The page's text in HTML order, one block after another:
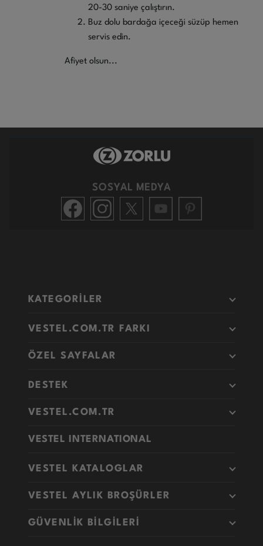
20-30 saniye çalıştırın.
Buz dolu bardağa içeceği süzüp hemen
servis edin.
Afiyet olsun...
SOSYAL MEDYA
KATEGORİLER
VESTEL.COM.TR FARKI
ÖZEL SAYFALAR
DESTEK
VESTEL.COM.TR
VESTEL INTERNATIONAL
VESTEL KATALOGLAR
VESTEL AYLIK BROŞÜRLER
GÜVENLİK BİLGİLERİ